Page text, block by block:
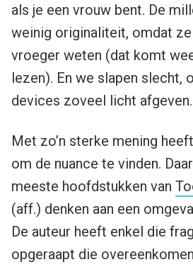
als je een vrouw bent. De
weinig originaliteit, omdat
vroeger weten (dat komt
lezen). En we slapen slecht,
devices zoveel licht afgeven.
Met zo’n sterke mening
om de nuance te vinden.
meeste hoofdstukken van
(aff.) denken aan een
De auteur heeft enkel die
opgeraapt die